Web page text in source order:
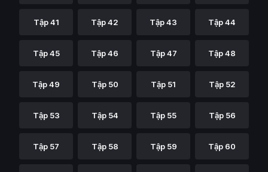
Tập 41 Tập 42 Tập 43 Tập 44
Tập 45 Tập 46 Tập 47 Tập 48
Tập 49 Tập 50 Tập 51 Tập 52
Tập 53 Tập 54 Tập 55 Tập 56
Tập 57 Tập 58 Tập 59 Tập 60